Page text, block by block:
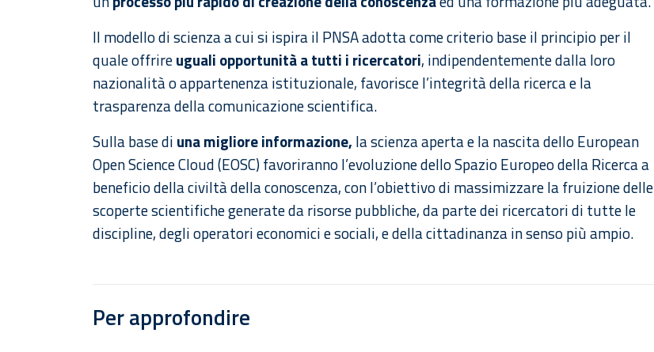
Il modello di scienza a cui si ispira il PNSA adotta come criterio base il principio per il
quale offrireuguali opportunità a tutti i ricercatori, indipendentemente dalla loro
nazionalità o appartenenza istituzionale, favorisce l’integrità della ricerca e la
trasparenza della comunicazione scientifica.
Sulla base di una migliore informazione, la scienza aperta e la nascita dello European
Open Science Cloud (EOSC) favoriranno l’evoluzione dello Spazio Europeo della Ricerca a
beneficio della civiltà della conoscenza, con l’obiettivo di massimizzare la fruizione delle
scoperte scientifiche generate da risorse pubbliche, da parte dei ricercatori di tutte le
discipline, degli operatori economici e sociali, e della cittadinanza in senso più ampio.
Per approfondire